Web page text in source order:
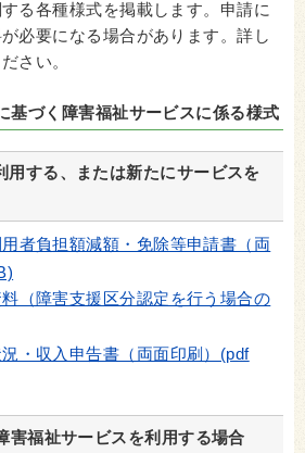
る各種様式を掲載します。申請に
必要になる場合があります。詳し
さい。
基づく障害福祉サービスに係る様式
用する、または新たにサービスを
者負担額減額・免除等申請書（両
（障害支援区分認定を行う場合の
・収入申告書（両面印刷）(pdf
害福祉サービスを利用する場合